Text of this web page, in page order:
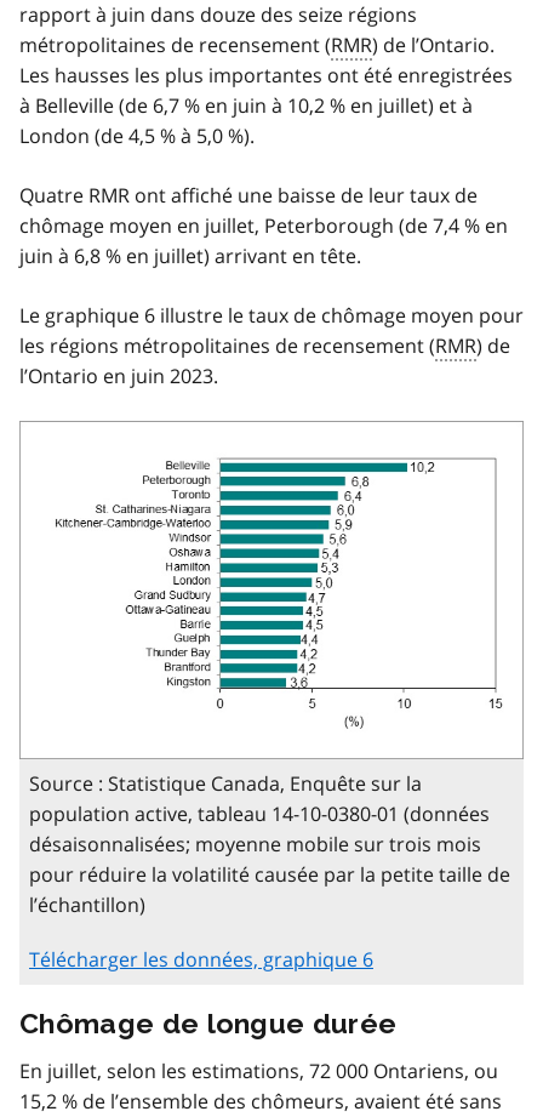
rapport à juin dans douze des seize régions
métropolitaines de recensement (RMR) de l’Ontario.
Les hausses les plus importantes ont été enregistrées
à Belleville (de 6,7 % en juin à 10,2 % en juillet) et à
London (de 4,5 % à 5,0 %).
Quatre RMR ont affiché une baisse de leur taux de
chômage moyen en juillet, Peterborough (de 7,4 % en
juin à 6,8 % en juillet) arrivant en tête.
Le graphique 6 illustre le taux de chômage moyen pour
les régions métropolitaines de recensement (RMR) de
l’Ontario en juin 2023.
Source : Statistique Canada, Enquête sur la
population active, tableau 14-10-0380-01 (données
désaisonnalisées; moyenne mobile sur trois mois
pour réduire la volatilité causée par la petite taille de
l’échantillon)
Télécharger les données, graphique 6
Chômage de longue durée
En juillet, selon les estimations, 72 000 Ontariens, ou
15,2 % de l’ensemble des chômeurs, avaient été sans